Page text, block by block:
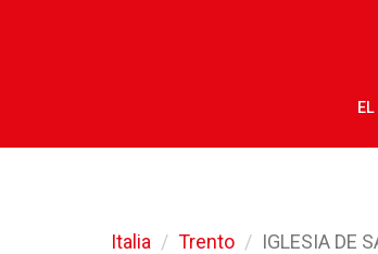
Italia Trento IGLESIA DE